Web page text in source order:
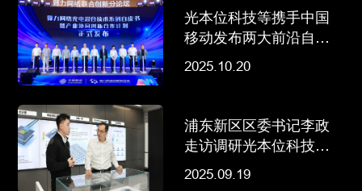
光本位科技等携手中国
移动发布两大前沿自皮
书，加速光计算和光互
2025.10.20
浦东新区区委书记李政
走访调研光本位科技等
行业领军企业
2025.09.19